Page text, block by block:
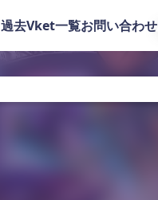
過去Vket一覧お問い合わせ